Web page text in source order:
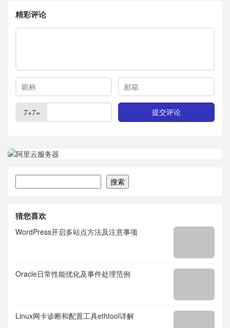
精彩评论
7+7=
搜索
猜您喜欢
WordPress开启多站点方法及注意事项
Oracle日常性能优化及事件处理范例
Linux网卡诊断和配置工具ethtool详解